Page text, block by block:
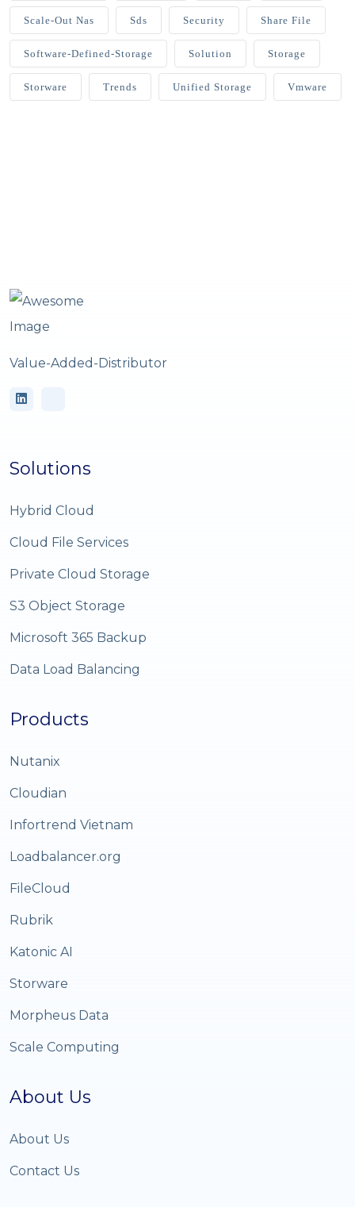
Scale-Out Nas Sds Security Share File
Software-Defined-Storage Solution Storage
Storware Trends Unified Storage Vmware
Value-Added-Distributor
Solutions
Hybrid Cloud
Cloud File Services
Private Cloud Storage
S3 Object Storage
Microsoft 365 Backup
Data Load Balancing
Products
Nutanix
Cloudian
Infortrend Vietnam
Loadbalancer.org
FileCloud
Rubrik
Katonic AI
Storware
Morpheus Data
Scale Computing
About Us
About Us
Contact Us